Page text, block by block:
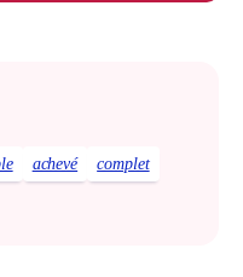
achevé
complet